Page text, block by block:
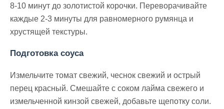
8-10 минут до золотистой корочки. Переворачивайте
каждые 2-3 минуты для равномерного румянца и
хрустящей текстуры.
Подготовка соуса
Измельчите томат свежий, чеснок свежий и острый
перец красный. Смешайте с соком лайма свежего и
измельченной кинзой свежей, добавьте щепотку соли.